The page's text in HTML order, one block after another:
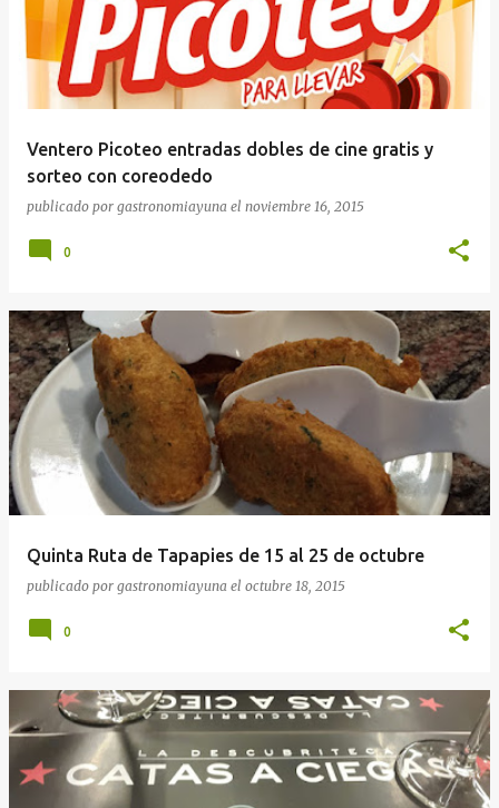
Ventero Picoteo entradas dobles de cine gratis y
sorteo con coreodedo
publicado por gastronomiayuna el noviembre 16, 2015
0
Quinta Ruta de Tapapies de 15 al 25 de octubre
publicado por gastronomiayuna el octubre 18, 2015
0